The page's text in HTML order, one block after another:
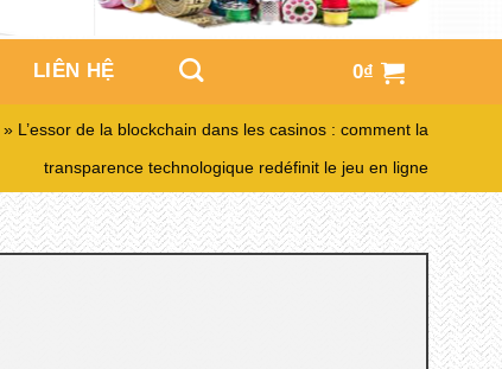
LIÊN HỆ 0₫
» L’essor de la blockchain dans les casinos : comment la
transparence technologique redéfinit le jeu en ligne